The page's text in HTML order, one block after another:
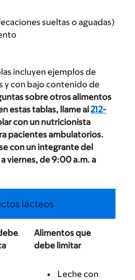
sueltas o aguadas)
incluyen ejemplos de
y con bajo contenido de
sobre otros alimentos
estas tablas, llame al 212-
con un nutricionista
pacientes ambulatorios.
con un integrante del
viernes, de9:00 a.m. a
lácteos
Alimentos que
debe limitar
Leche con